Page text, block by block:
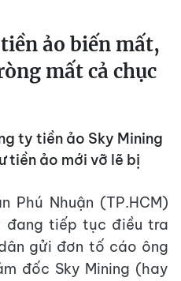
ảo biến mất,
mất cả chục
ty tiền ảo Sky Mining
tiền ảo mới vỡ lẽ bị
Phú Nhuận (TP.HCM)
đang tiếp tục điều tra
gửi đơn tố cáo ông
đốc Sky Mining (hay